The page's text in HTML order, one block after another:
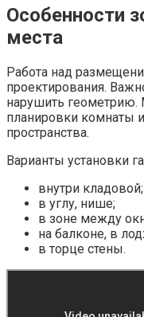
Особенности
места
Работа над
проектирования.
нарушить геометрию.
планировки комнаты
пространства.
Варианты установки
внутри кладовой;
в углу, нише;
в зоне между
на балконе, в
в торце стены.